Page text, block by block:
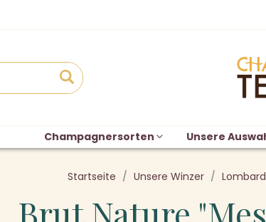
Champagnersorten Unsere
Startseite Unsere Winzer Lombard
Brut Nature